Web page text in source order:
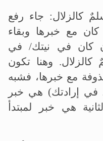
كالزلال: جاء رفع
مع خبرها وبقاء
إن كان في نيتك/ في
وهنا تكون
مع خبرها، فشبه
في إرادتك) هي خبر
هي خبر لمبتدأ